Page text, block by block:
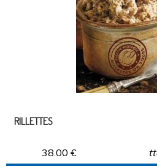
RILLETTES
38.00 €